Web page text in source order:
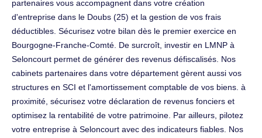
partenaires vous accompagnent dans votre création
d'entreprise dans le Doubs (25) et la gestion de vos frais
déductibles. Sécurisez votre bilan dès le premier exercice en
Bourgogne-Franche-Comté. De surcroît, investir en LMNP à
Seloncourt permet de générer des revenus défiscalisés. Nos
cabinets partenaires dans votre département gèrent aussi vos
structures en SCI et l'amortissement comptable de vos biens. à
proximité, sécurisez votre déclaration de revenus fonciers et
optimisez la rentabilité de votre patrimoine. Par ailleurs, pilotez
votre entreprise à Seloncourt avec des indicateurs fiables. Nos